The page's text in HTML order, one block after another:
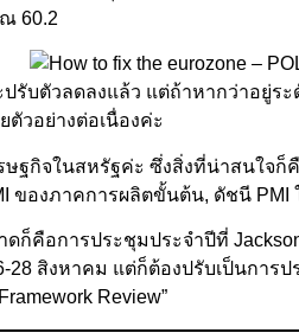
60.2
รับตัวลดลงแล้ว แต่ถ้าหากว่าอยู่ร
ตัวอย่างต่อเนื่องค่ะ
ฐกิจในสหรัฐค่ะ ซึ่งสิ่งที่น่าสนใจก็
ของภาคการผลิตขั้นต้น, ดัชนี PMI
ก็คือการประชุมประจำปีที่
28 สิงหาคม แต่ก็ต้องปรับเป็นการ
Review”